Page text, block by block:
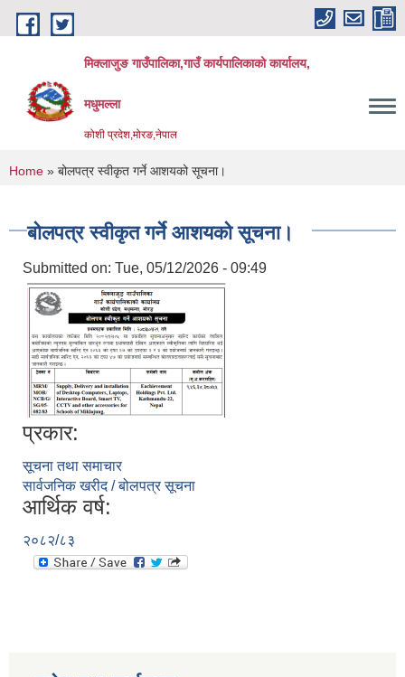
Skip to main content
मिक्लाजुङ गाउँपालिका,गाउँ कार्यपालिकाको कार्यालय,
मधुमल्ला
कोशी प्रदेश,मोरङ,नेपाल
You are here
Home » बोलपत्र स्वीकृत गर्ने आशयको सूचना।
बोलपत्र स्वीकृत गर्ने आशयको सूचना।
Submitted on: Tue, 05/12/2026 - 09:49
प्रकार:
सूचना तथा समाचार
सार्वजनिक खरीद / बोलपत्र सूचना
आर्थिक वर्ष:
२०८२/८३